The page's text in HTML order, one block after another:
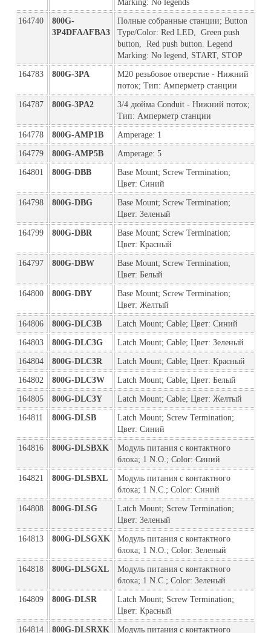
Marking: No legends
164740
800G-
3P4DFAAFBA3
Полные собранные станции; Button
Type/Color: Red LED,  Green push
button,  Red push button. Legend
Marking: No legend, START, STOP
164783 800G-3PA
M20 резьбовое отверстие - Нижний
поток; Тип: Амперметр станции
164787 800G-3PA2
3/4 дюйма Conduit - Нижний поток;
Тип: Амперметр станции
164778 800G-AMP1B Amperage: 1
164779 800G-AMP5B Amperage: 5
164801 800G-DBB
Base Mount; Screw Termination;
Цвет: Синий
164798 800G-DBG
Base Mount; Screw Termination;
Цвет: Зеленый
164799 800G-DBR
Base Mount; Screw Termination;
Цвет: Красный
164797 800G-DBW
Base Mount; Screw Termination;
Цвет: Белый
164800 800G-DBY
Base Mount; Screw Termination;
Цвет: Желтый
164806 800G-DLC3B Latch Mount; Cable; Цвет: Синий
164803 800G-DLC3G Latch Mount; Cable; Цвет: Зеленый
164804 800G-DLC3R Latch Mount; Cable; Цвет: Красный
164802 800G-DLC3W Latch Mount; Cable; Цвет: Белый
164805 800G-DLC3Y Latch Mount; Cable; Цвет: Желтый
164811 800G-DLSB
Latch Mount; Screw Termination;
Цвет: Синий
164816 800G-DLSBXK
Модуль питания с контактного
блока; 1 N.O.; Color: Синий
164821 800G-DLSBXL
Модуль питания с контактного
блока; 1 N.C.; Color: Синий
164808 800G-DLSG
Latch Mount; Screw Termination;
Цвет: Зеленый
164813 800G-DLSGXK
Модуль питания с контактного
блока; 1 N.O.; Color: Зеленый
164818 800G-DLSGXL
Модуль питания с контактного
блока; 1 N.C.; Color: Зеленый
164809 800G-DLSR
Latch Mount; Screw Termination;
Цвет: Красный
164814 800G-DLSRXK
Модуль питания с контактного